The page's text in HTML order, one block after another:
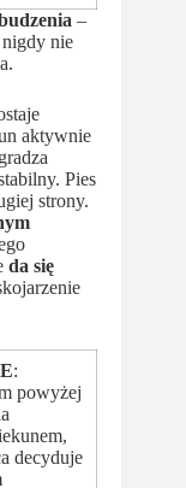
–
nigdy nie
aktywnie
Pies
strony.
da się
:
powyżej
decyduje